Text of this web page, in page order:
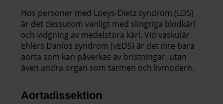
Hos personer med Loeys-Dietz syndrom (LDS)
är det dessutom vanligt med slingriga blodkärl
och vidgning av medelstora kärl. Vid vaskulär
Ehlers Danlos syndrom (vEDS) är det inte bara
aorta som kan påverkas av bristningar, utan
även andra organ som tarmen och livmodern.
Aortadissektion